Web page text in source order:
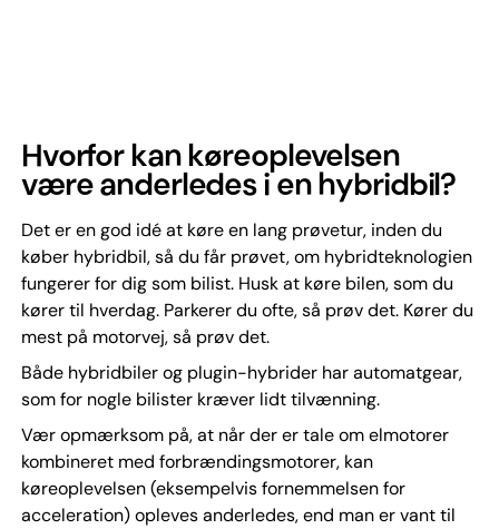
Hvorfor kan køreoplevelsen
være anderledes i en hybridbil?
Det er en god idé at køre en lang prøvetur, inden du
køber hybridbil, så du får prøvet, om hybridteknologien
fungerer for dig som bilist. Husk at køre bilen, som du
kører til hverdag. Parkerer du ofte, så prøv det. Kører du
mest på motorvej, så prøv det.
Både hybridbiler og plugin-hybrider har automatgear,
som for nogle bilister kræver lidt tilvænning.
Vær opmærksom på, at når der er tale om elmotorer
kombineret med forbrændingsmotorer, kan
køreoplevelsen (eksempelvis fornemmelsen for
acceleration) opleves anderledes, end man er vant til